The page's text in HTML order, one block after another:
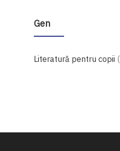
Gen
Literatură pentru copii